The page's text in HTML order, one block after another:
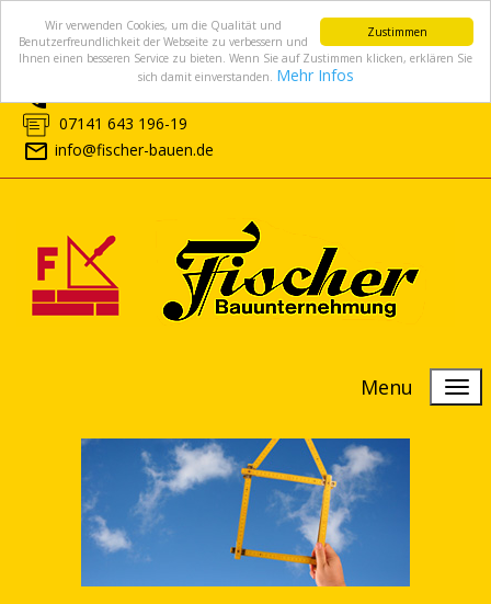
Zustimmen
Wir verwenden Cookies, um die Qualität und
Benutzerfreundlichkeit der Webseite zu verbessern und
Ihnen einen besseren Service zu bieten. Wenn Sie auf Zustimmen klicken, erklären Sie
sich damit einverstanden. Mehr Infos
07141 643 196-19
info@fischer-bauen.de
Menu